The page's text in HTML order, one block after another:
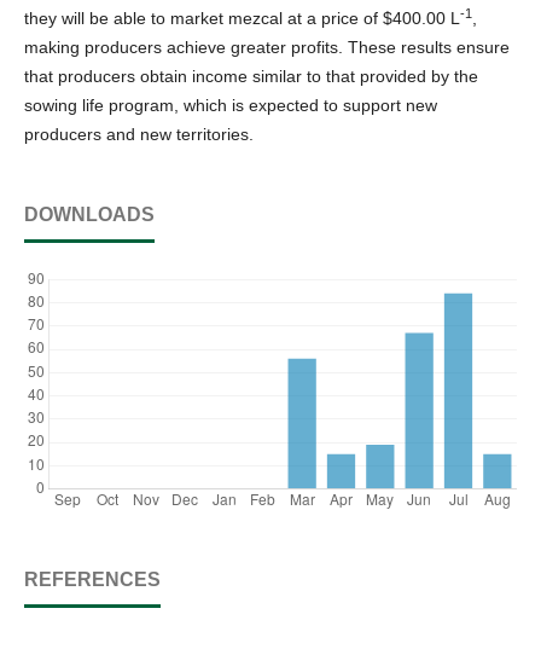
they will be able to market mezcal at a price of $400.00 L -1
making producers achieve greater profits. These results ensure
that producers obtain income similar to that provided by the
sowing life program, which is expected to support new
producers and new territories.
DOWNLOADS
REFERENCES